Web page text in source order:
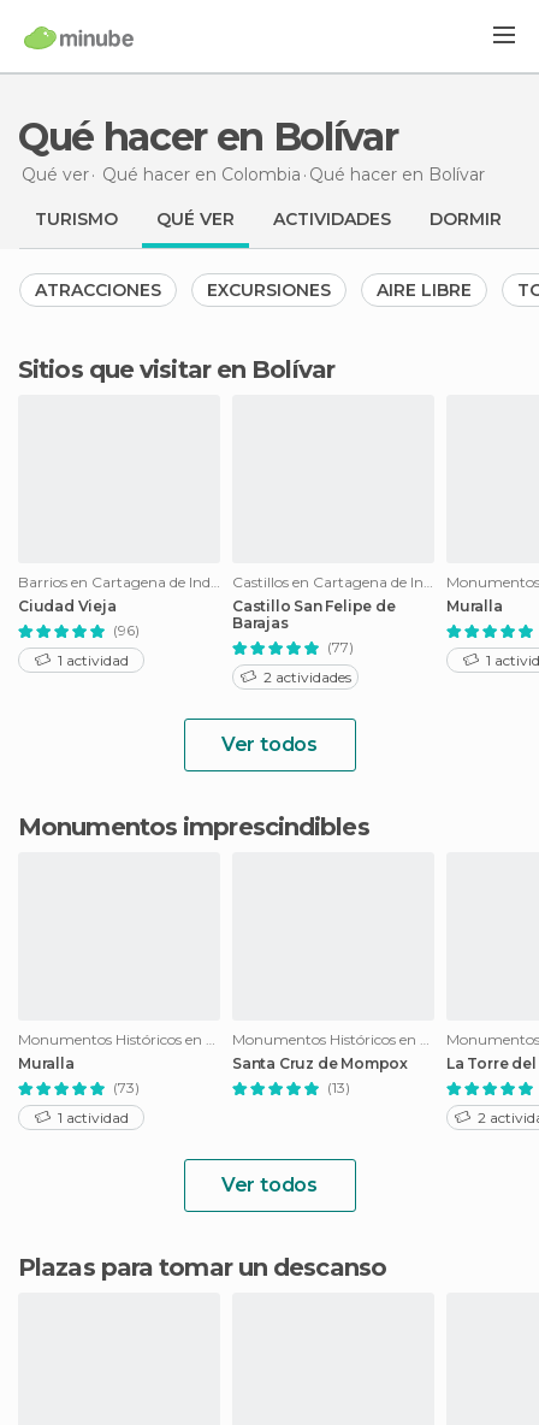
Qué hacer en Bolívar
Qué ver Qué hacer en Colombia Qué hacer en Bolívar
TURISMO QUÉ VER ACTIVIDADES DORMIR
ATRACCIONES EXCURSIONES AIRE LIBRE
Sitios que visitar en Bolívar
Barrios en Cartagena de Indias
Ciudad Vieja
(96)
1 actividad
Castillos en Cartagena de Indias
Castillo San Felipe de
Barajas
(77)
2 actividades
Muralla
1
Ver todos
Monumentos imprescindibles
Monumentos Históricos en Cartagena de Indias
Muralla
(73)
1 actividad
Monumentos Históricos en Mompós
Santa Cruz de Mompox
(13)
La Torre
2
Ver todos
Plazas para tomar un descanso